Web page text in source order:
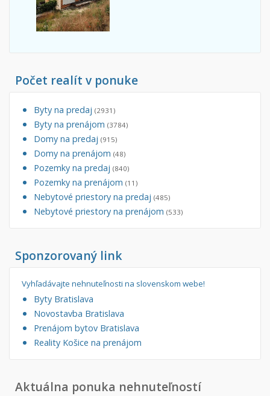
Počet realít v ponuke
Byty na predaj (2931)
Byty na prenájom (3784)
Domy na predaj (915)
Domy na prenájom (48)
Pozemky na predaj (840)
Pozemky na prenájom (11)
Nebytové priestory na predaj (485)
Nebytové priestory na prenájom (533)
Sponzorovaný link
Vyhľadávajte nehnuteľnosti na slovenskom webe!
Byty Bratislava
Novostavba Bratislava
Prenájom bytov Bratislava
Reality Košice na prenájom
Aktuálna ponuka nehnuteľností